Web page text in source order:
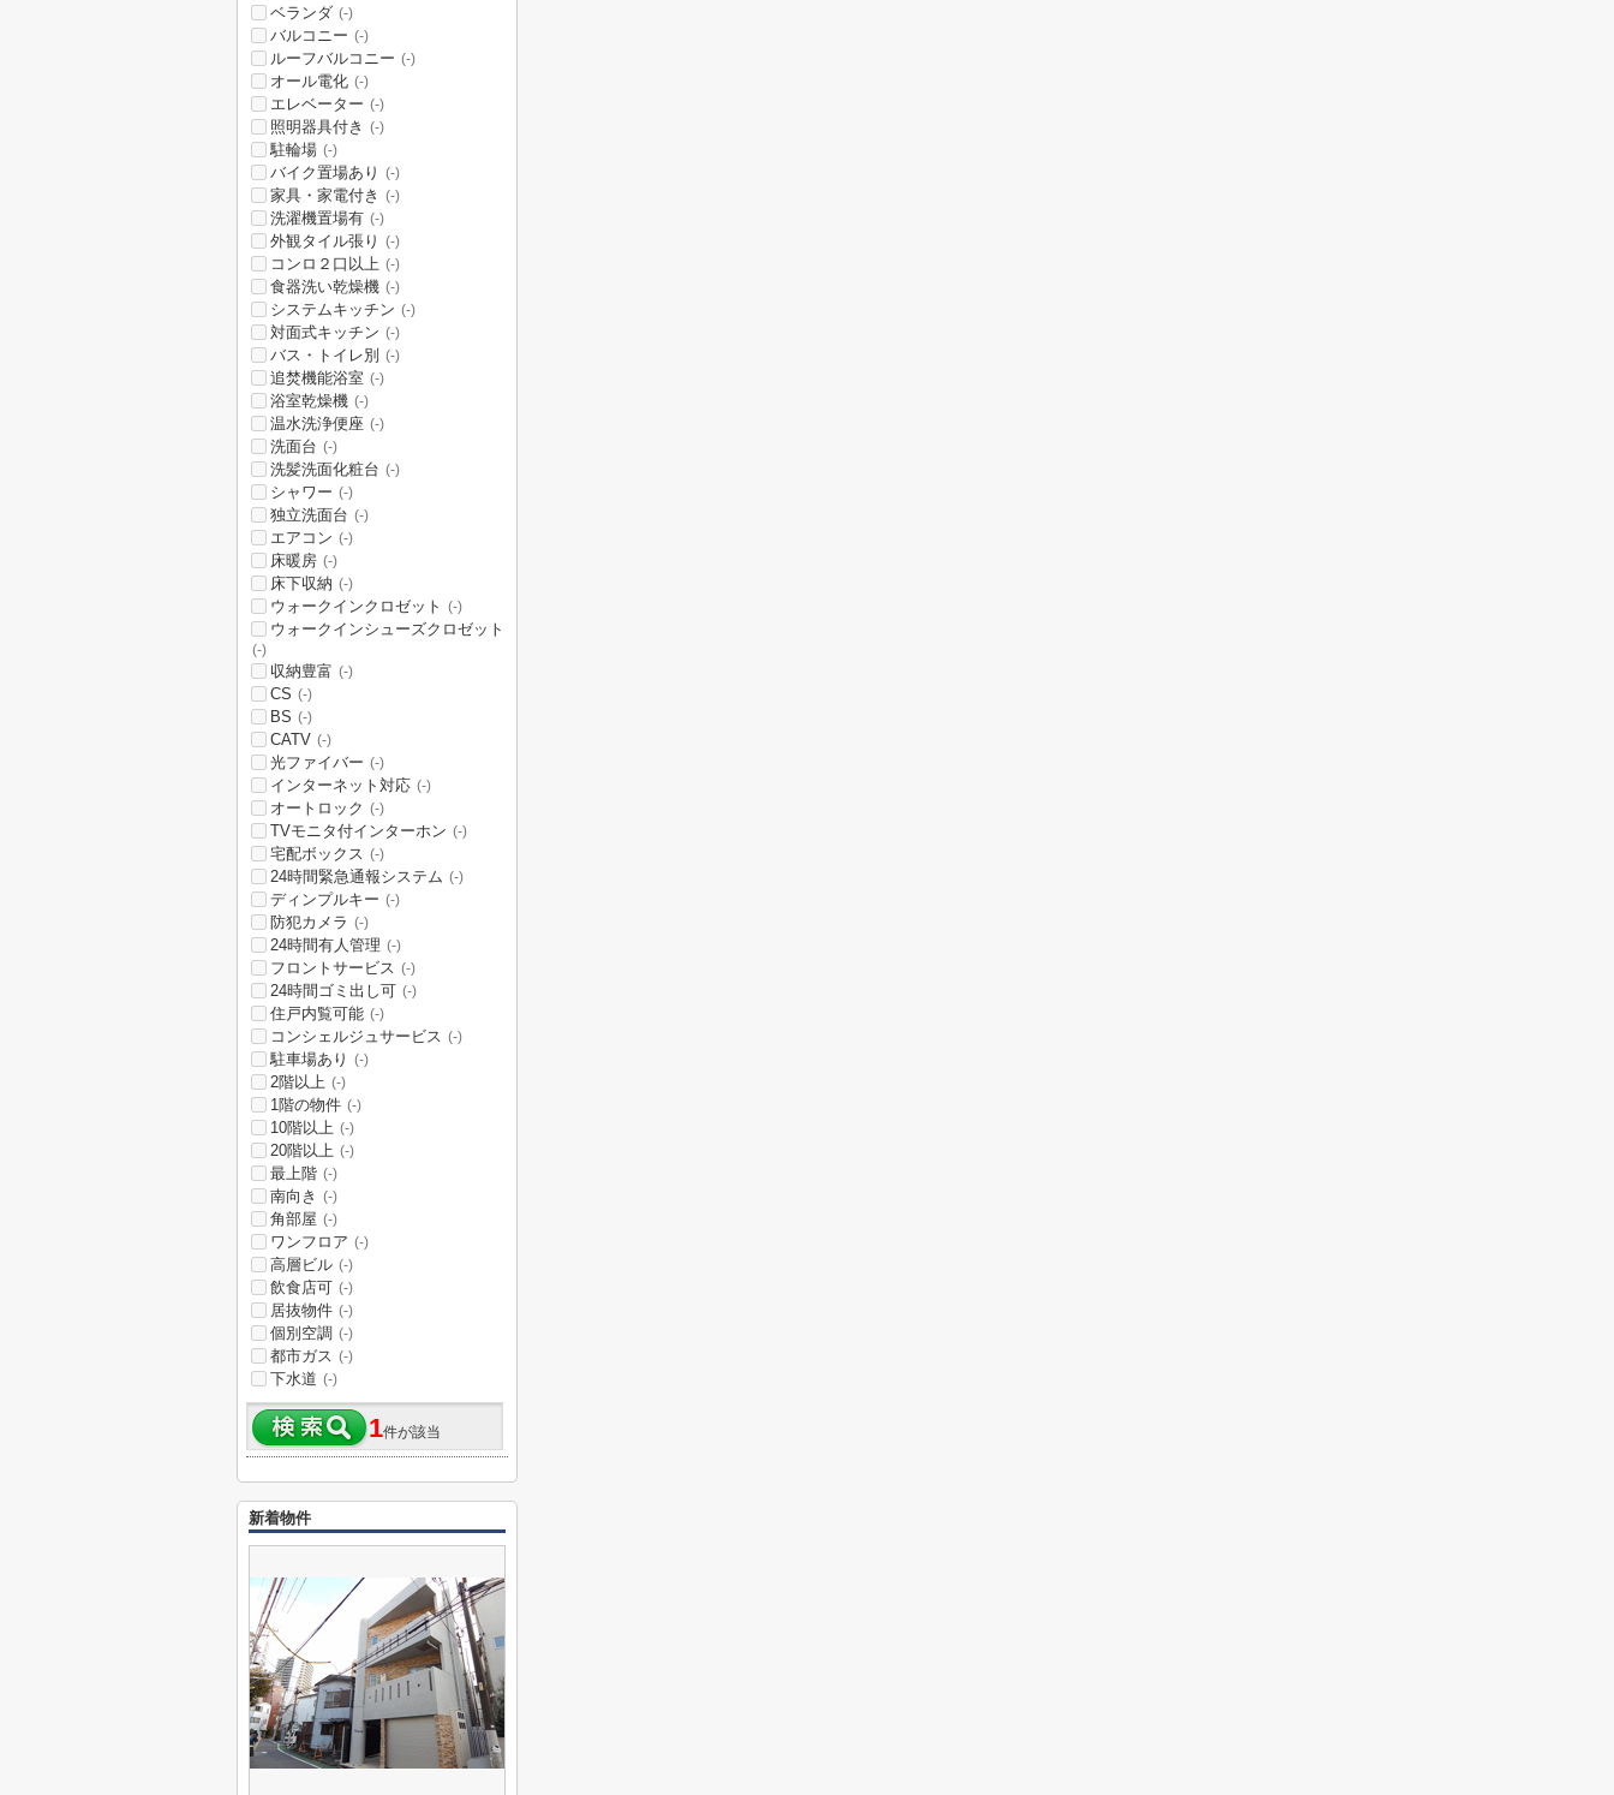
ベランダ (-)
バルコニー (-)
ルーフバルコニー (-)
オール電化 (-)
エレベーター (-)
照明器具付き (-)
駐輪場 (-)
バイク置場あり (-)
家具・家電付き (-)
洗濯機置場有 (-)
外観タイル張り (-)
コンロ２口以上 (-)
食器洗い乾燥機 (-)
システムキッチン (-)
対面式キッチン (-)
バス・トイレ別 (-)
追焚機能浴室 (-)
浴室乾燥機 (-)
温水洗浄便座 (-)
洗面台 (-)
洗髪洗面化粧台 (-)
シャワー (-)
独立洗面台 (-)
エアコン (-)
床暖房 (-)
床下収納 (-)
ウォークインクロゼット (-)
ウォークインシューズクロゼット
(-)
収納豊富 (-)
CS (-)
BS (-)
CATV (-)
光ファイバー (-)
インターネット対応 (-)
オートロック (-)
TVモニタ付インターホン (-)
宅配ボックス (-)
24時間緊急通報システム (-)
ディンプルキー (-)
防犯カメラ (-)
24時間有人管理 (-)
フロントサービス (-)
24時間ゴミ出し可 (-)
住戸内覧可能 (-)
コンシェルジュサービス (-)
駐車場あり (-)
2階以上 (-)
1階の物件 (-)
10階以上 (-)
20階以上 (-)
最上階 (-)
南向き (-)
角部屋 (-)
ワンフロア (-)
高層ビル (-)
飲食店可 (-)
居抜物件 (-)
個別空調 (-)
都市ガス (-)
下水道 (-)
1件が該当
新着物件